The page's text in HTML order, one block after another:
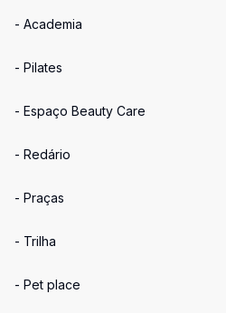
- Academia
- Pilates
- Espaço Beauty Care
- Redário
- Praças
- Trilha
- Pet place